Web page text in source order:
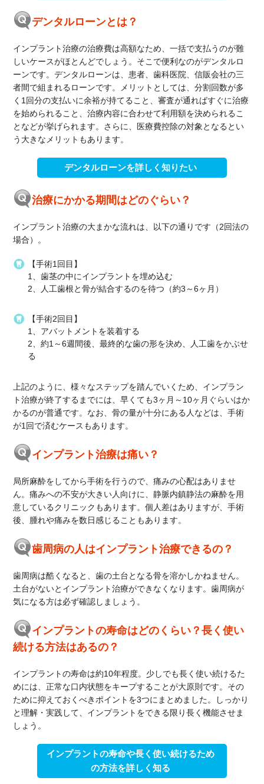
デンタルローンとは？
インプラント治療の治療費は高額なため、一括で支払うのが難
しいケースがほとんどでしょう。そこで便利なのがデンタルロ
ーンです。デンタルローンは、患者、歯科医院、信販会社の三
者間で組まれるローンです。メリットとしては、分割回数が多
く1回分の支払いに余裕が持てること、審査が通ればすぐに治療
を始められること、治療内容に合わせて利用額を決められるこ
となどが挙げられます。さらに、医療費控除の対象となるとい
う大きなメリットもあります。
デンタルローンを詳しく知りたい
治療にかかる期間はどのぐらい？
インプラント治療の大まかな流れは、以下の通りです（2回法の
場合）。
【手術1回目】
1、歯茎の中にインプラントを埋め込む
2、人工歯根と骨が結合するのを待つ（約3～6ヶ月）
【手術2回目】
1、アバットメントを装着する
2、約1～6週間後、最終的な歯の形を決め、人工歯をかぶせ
る
上記のように、様々なステップを踏んでいくため、インプラン
ト治療が終了するまでには、早くても3ヶ月～10ヶ月ぐらいはか
かるのが普通です。なお、骨の量が十分にある人などは、手術
が1回で済むケースもあります。
インプラント治療は痛い？
局所麻酔をしてから手術を行うので、痛みの心配はありませ
ん。痛みへの不安が大きい人向けに、静脈内鎮静法の麻酔を用
意しているクリニックもあります。個人差はありますが、手術
後、腫れや痛みを数日感じることもあります。
歯周病の人はインプラント治療できるの？
歯周病は酷くなると、歯の土台となる骨を溶かしかねません。
土台がないとインプラント治療ができなくなります。歯周病が
気になる方は必ず確認しましょう。
インプラントの寿命はどのくらい？長く使い
続ける方法はあるの？
インプラントの寿命は約10年程度。少しでも長く使い続けるた
めには、正常な口内状態をキープすることが大原則です。その
ために抑えておくべきポイントを3つにまとめました。しっかり
と理解・実践して、インプラントをできる限り長く機能させま
しょう。
インプラントの寿命や長く使い続けるため
の方法を詳しく知る